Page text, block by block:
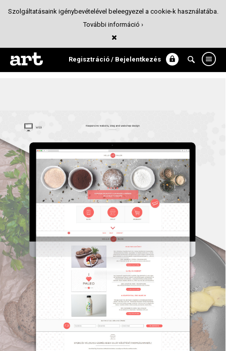
Regisztráció / Bejelentkezés
Hello Paleo / Corporate Website Design
Webdesign
Szolgáltatásaink igénybevételével beleegyezel a cookie-k használatába.
További információ ›